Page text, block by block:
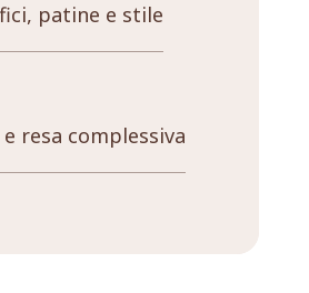
patine e stile
resa complessiva